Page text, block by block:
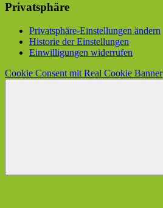
Privatsphäre
Privatsphäre-Einstellungen ändern
Historie der Einstellungen
Einwilligungen widerrufen
Cookie Consent mit Real Cookie Banner